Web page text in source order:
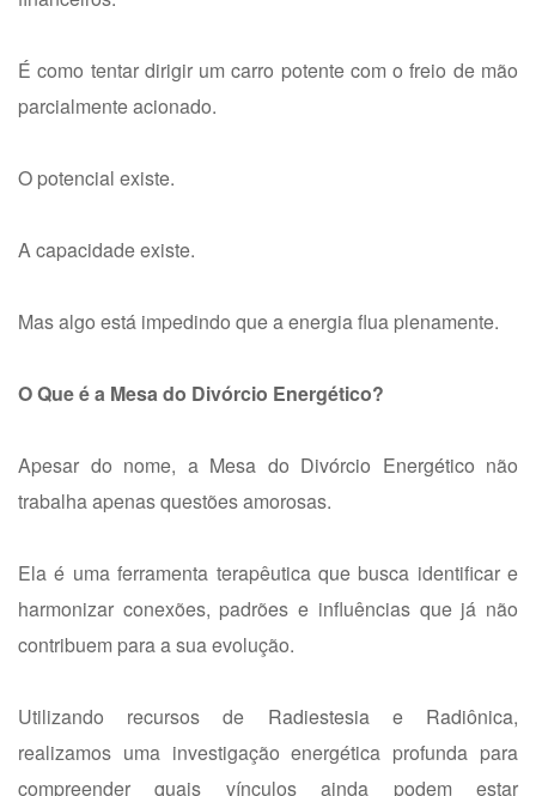
É como tentar dirigir um carro potente com o freio de mão
parcialmente acionado.
O potencial existe.
A capacidade existe.
Mas algo está impedindo que a energia flua plenamente.
O Que é a Mesa do Divórcio Energético?
Apesar do nome, a Mesa do Divórcio Energético não
trabalha apenas questões amorosas.
Ela é uma ferramenta terapêutica que busca identificar e
harmonizar conexões, padrões e influências que já não
contribuem para a sua evolução.
Utilizando recursos de Radiestesia e Radiônica,
realizamos uma investigação energética profunda para
compreender quais vínculos ainda podem estar